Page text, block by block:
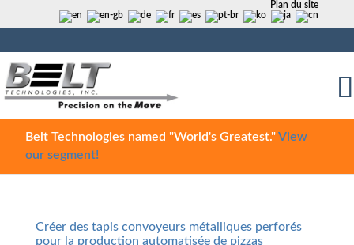
Plan du site
Belt Technologies named "World's Greatest."View
our segment!
Créer des tapis convoyeurs métalliques perforés
pour la production automatisée de pizzas